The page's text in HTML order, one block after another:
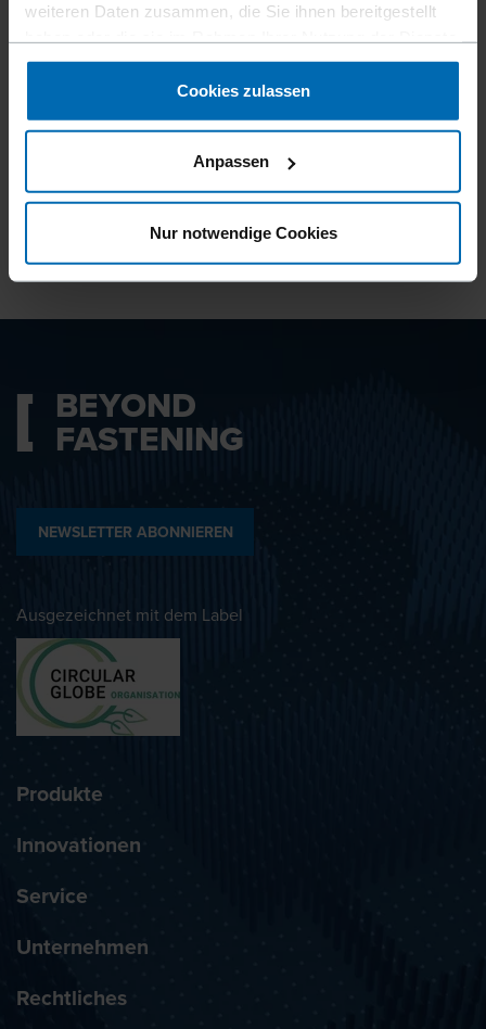
weiteren Daten zusammen, die Sie ihnen bereitgestellt
gesammelt haben.
Cookies zulassen
Anpassen
Nur notwendige Cookies
Datenschutzbestimmungen
BEYOND
FASTENING
NEWSLETTER ABONNIEREN
Ausgezeichnet mit dem Label
Produkte
Innovationen
Service
Unternehmen
Rechtliches